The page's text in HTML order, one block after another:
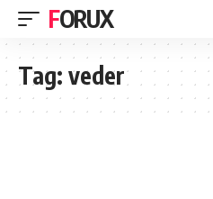
FORUX
Tag: veder